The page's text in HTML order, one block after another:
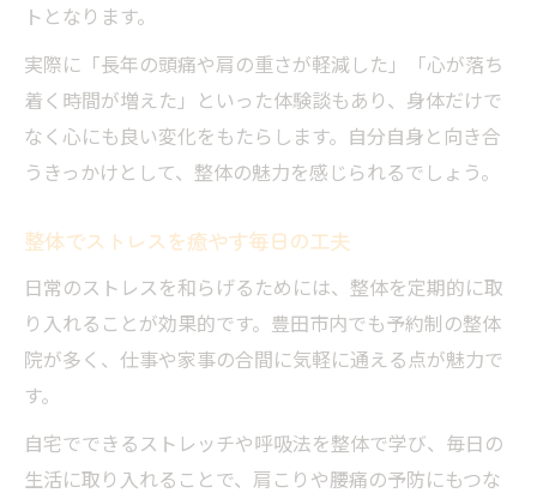
整体習慣がもたらす自分磨きの効果
整体趣味で日常に自己対話の時間を
トとなります。
実際に「長年の頭痛や肩の重さが軽減した」「心が落ち
着く時間が増えた」といった体験談もあり、身体だけで
なく心にも良い変化をもたらします。自分自身と向き合
うきっかけとして、整体の魅力を感じられるでしょう。
整体でストレスを癒やす毎日の工夫
日常のストレスを和らげるためには、整体を定期的に取
り入れることが効果的です。豊田市内でも予約制の整体
院が多く、仕事や家事の合間に気軽に通える点が魅力で
す。
自宅でできるストレッチや呼吸法を整体で学び、毎日の
生活に取り入れることで、肩こりや腰痛の予防にもつな